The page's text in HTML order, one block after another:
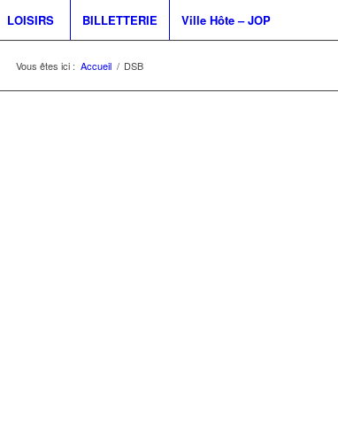
LOISIRS BILLETTERIE Ville Hôte – JOP
Vous êtes ici : Accueil / DSB